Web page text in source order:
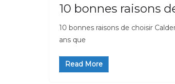
10 bonnes raisons
10 bonnes raisons de choisir
ans que
Read More